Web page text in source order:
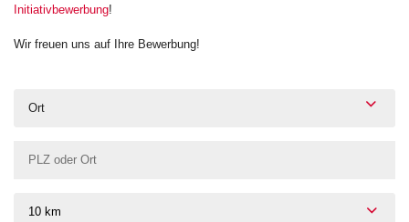
Initiativbewerbung!
Wir freuen uns auf Ihre Bewerbung!
Ort
10 km